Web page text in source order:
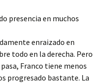
presencia en muchos
enraizado en
todo en la derecha. Pero
Franco tiene menos
progresado bastante. La